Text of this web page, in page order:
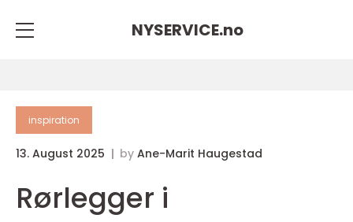
NYSERVICE.no
inspiration
13. August 2025 by Ane-Marit Haugestad
Rørlegger i